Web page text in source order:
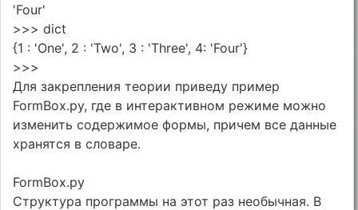
'Four'
>>> dict
{1 : 'One', 2 : 'Two', 3 : 'Three', 4: 'Four'}
>>>
Для закрепления теории приведу пример
FormBox.py, где в интерактивном режиме можно
изменить содержимое формы, причем все данные
хранятся в словаре.
FormBox.py
Структура программы на этот раз необычная. В